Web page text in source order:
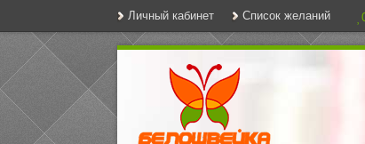
Личный кабинет Список желаний